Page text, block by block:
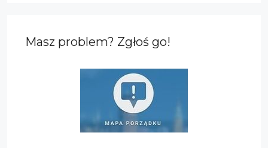
Masz problem? Zgłoś go!